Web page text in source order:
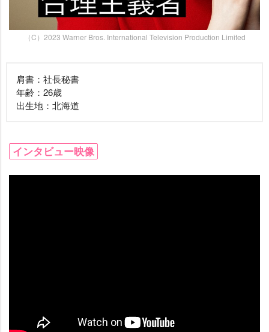
（C）2023 Warner Bros. International Television Production Limited
肩書：社長秘書
年齢：26歳
出生地：北海道
インタビュー映像